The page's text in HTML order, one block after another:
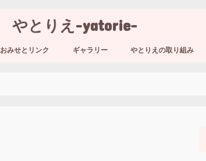
やとりえ-yatorie-
おみせとリンク ギャラリー やとりえの取り組み